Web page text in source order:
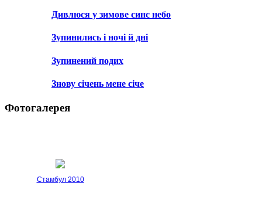
Дивлюся у зимове синє небо
Зупинились і ночі й дні
Зупинений подих
Знову січень мене січе
Фотогалерея
Стамбул 2010